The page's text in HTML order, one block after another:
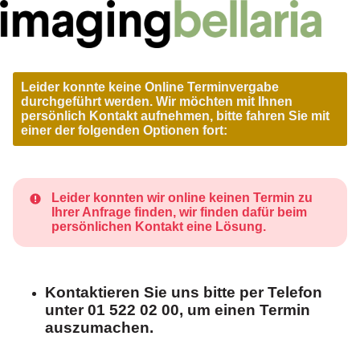
Leider konnte keine Online Terminvergabe
durchgeführt werden. Wir möchten mit Ihnen
persönlich Kontakt aufnehmen, bitte fahren Sie mit
einer der folgenden Optionen fort:
Leider konnten wir online keinen Termin zu
Ihrer Anfrage finden, wir finden dafür beim
persönlichen Kontakt eine Lösung.
Kontaktieren Sie uns bitte per Telefon
unter 01 522 02 00, um einen Termin
auszumachen.